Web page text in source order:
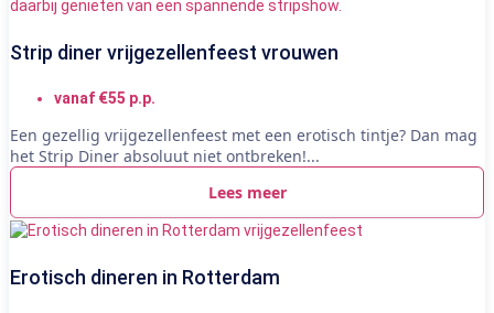
Strip diner vrijgezellenfeest vrouwen
vanaf €55 p.p.
Een gezellig vrijgezellenfeest met een erotisch tintje? Dan mag
het Strip Diner absoluut niet ontbreken!...
Lees meer
Erotisch dineren in Rotterdam